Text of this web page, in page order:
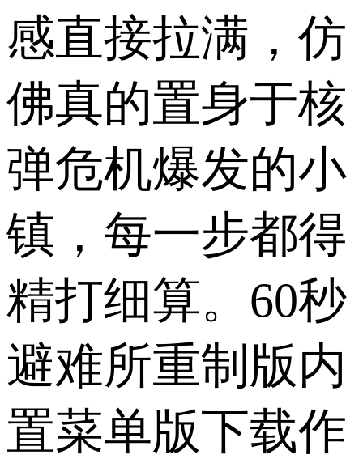
感直接拉满，仿
佛真的置身于核
弹危机爆发的小
镇，每一步都得
精打细算。60秒
避难所重制版内
置菜单版下载作